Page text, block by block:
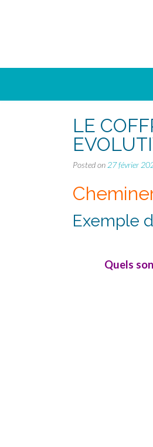
LE
Posted on 27 février
Exemple
Quels